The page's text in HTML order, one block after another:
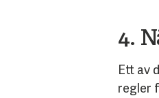
4.
Ett av
regler